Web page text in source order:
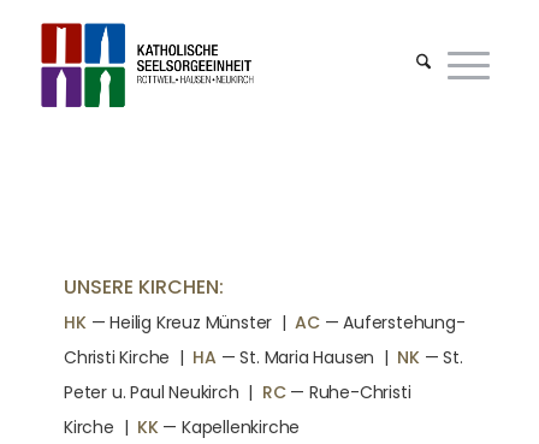
UNSERE KIRCHEN:
HK— Heilig Kreuz Münster |AC— Auferstehung-
Christi Kirche | HA — St. Maria Hausen | NK— St.
Peter u. Paul Neukirch | RC— Ruhe-Christi
Kirche | KK— Kapellenkirche